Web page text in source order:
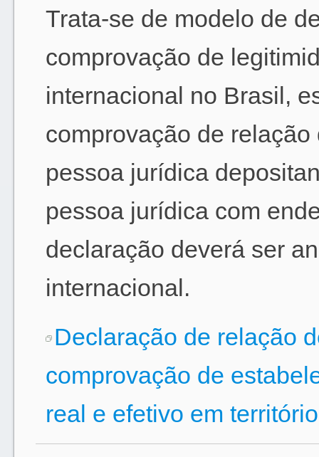
Trata-se de modelo de
comprovação de
internacional no Brasil,
comprovação de
pessoa jurídica
pessoa jurídica com
declaração deverá ser
internacional.
Declaração de relação
comprovação de
real e efetivo em